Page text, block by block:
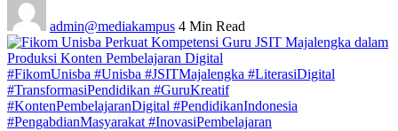
admin@mediakampus 4 Min Read
#FikomUnisba #Unisba #JSITMajalengka #LiterasiDigital
#TransformasiPendidikan #GuruKreatif
#KontenPembelajaranDigital #PendidikanIndonesia
#PengabdianMasyarakat #InovasiPembelajaran